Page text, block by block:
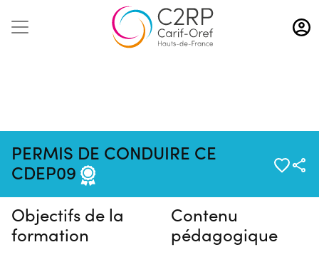
Aller
au
contenu
PERMIS DE CONDUIRE CE
CDEP09
Pas de session programmée en
ce moment
Objectifs de la
formation
Contenu
pédagogique